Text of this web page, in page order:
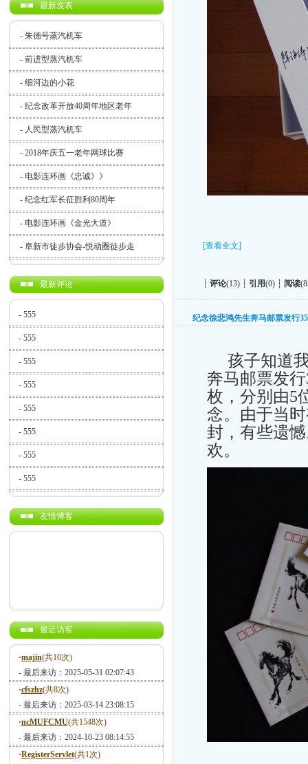
最新发表
- 朱德号蒸汽机车
- 前进型蒸汽机车
- 细河边的小花
- 纪念改革开放40周年地区老年
- 人民型蒸汽机车
- 2018年庆五一老年网球比赛
- 电影连环画《忠诚》》
- 纪念红军长征胜利80周年
- 电影连环画《金光大道》
- 阜新市徒步协会-悦动圈徒步走
最新评论
- 555
- 555
- 555
- 555
- 555
- 555
- 555
- 555
友情博客
最近访客
·majin(共10次)
- 最后来访：2025-05-31 02:07:43
·cfszhz(共8次)
- 最后来访：2025-03-14 23:08:15
·ncMUFCMU(共1548次)
- 最后来访：2024-10-23 08:14:55
·RegisterServlet(共1次)
[查看全文]
┆ 评论(13) ┆ 引用(0) ┆ 阅读
纪念徐悲鸿先生奔马邮票发行
孩子知道我
奔马邮票发
枚，分别由5
念。由于当
封，有些遗
欢。